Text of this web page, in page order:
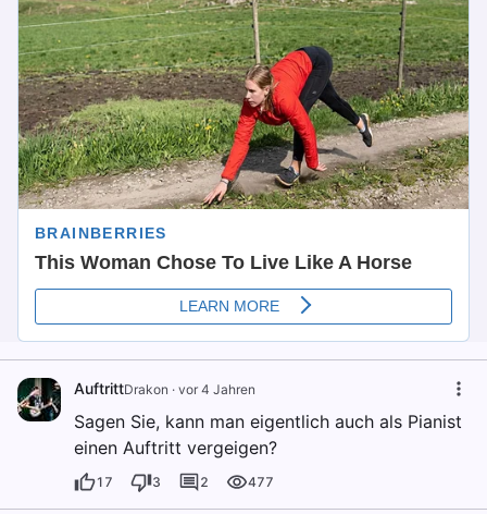
AuftrittDrakon · vor 4 Jahren
Sagen Sie, kann man eigentlich auch als Pianist
einen Auftritt vergeigen?
17 3 2 477